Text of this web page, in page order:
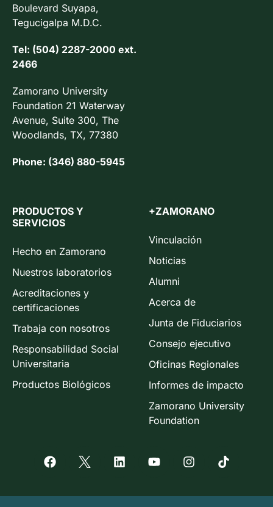
Boulevard Suyapa,
Tegucigalpa M.D.C.
Tel: (504) 2287-2000 ext.
2466
Zamorano University
Foundation 21 Waterway
Avenue, Suite 300, The
Woodlands, TX, 77380
Phone: (346) 880-5945
PRODUCTOS Y
SERVICIOS
Hecho en Zamorano
Nuestros laboratorios
Acreditaciones y
certificaciones
Trabaja con nosotros
Responsabilidad Social
Universitaria
Productos Biológicos
+ZAMORANO
Vinculación
Noticias
Alumni
Acerca de
Junta de Fiduciarios
Consejo ejecutivo
Oficinas Regionales
Informes de impacto
Zamorano University
Foundation